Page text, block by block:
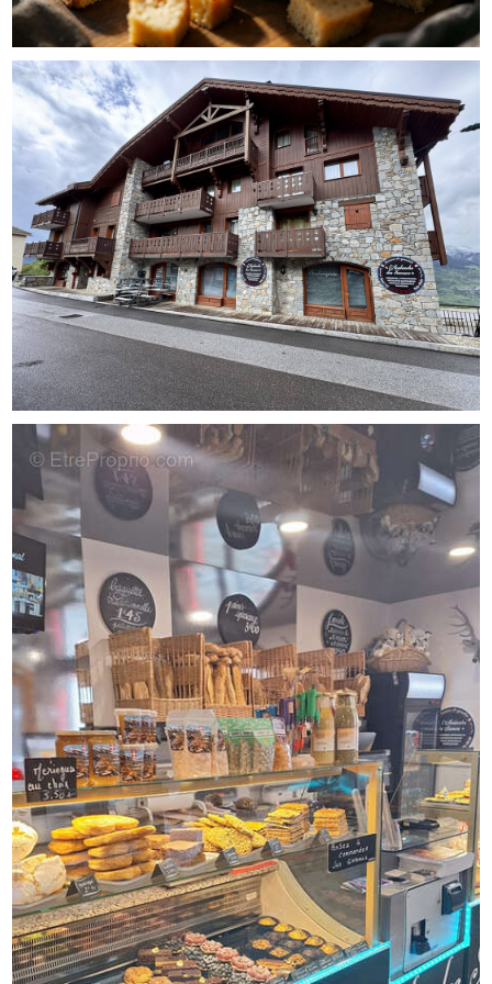
potentiel commercial de la station.
Les atouts :
• Emplacement de premier ordre au cœur de Plagne
Montalbert
• Clientèle touristique fidèle et importante fréquentation
hivernale
• Activité reconnue et bien implantée
•CA environ 300 000€ HT
• Commerce clé en main
• Potentiel de développement
• Reprise idéale avant la saison d'hiver 2026/2027
Cette affaire conviendra parfaitement à un professionnel
souhaitant s'installer en montagne ou à un couple en
reconversion recherchant un projet de vie alliant qualité
de vie et activité commerciale.
Dossier complet, chiffres d'affaires et informations
complémentaires sur demande après premier échange.
Contactez-nous dès maintenant pour organiser une visite
et préparer votre installation avant l'ouverture de la
saison.
PRIX: 164 400€ honoraires inclus
Honoraires à charge acquéreur : 14 400€ TTC
Prix hors honoraires : 150 000€ - Annonce rédigée et
publiée par un Agent Mandataire -